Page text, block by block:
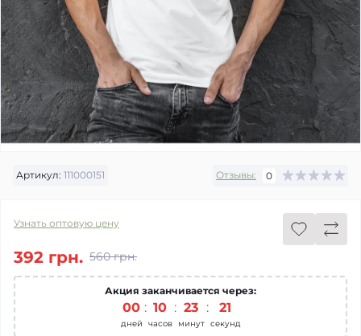
Артикул: 111000151 Отзывы: 0
Узнать оптовую цену
560 грн.
392 грн.
Акция заканчивается через:
00
дней
10
часов
23
минут
21
секунд